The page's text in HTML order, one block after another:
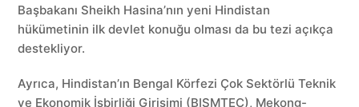
Başbakanı Sheikh Hasina’nın yeni Hindistan
hükümetinin ilk devlet konuğu olması da bu tezi açıkça
destekliyor.
Ayrıca, Hindistan’ın Bengal Körfezi Çok Sektörlü Teknik
ve Ekonomik İşbirliği Girişimi (BISMTEC), Mekong-